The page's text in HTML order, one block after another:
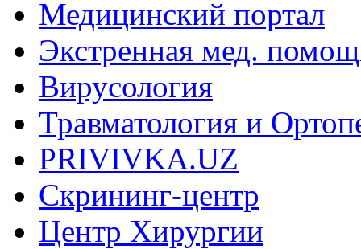
Медицинский портал
Экстренная мед.
Вирусология
Травматология и
PRIVIVKA.UZ
Скрининг-центр
Центр Хирургии